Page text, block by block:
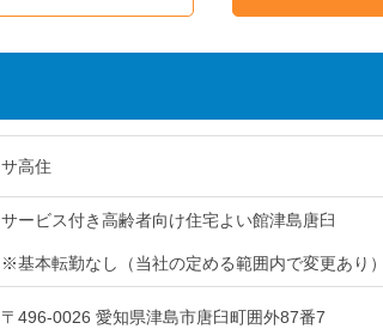
サ高住
サービス付き高齢者向け住宅よい館津島唐臼
※基本転勤なし（当社の定める範囲内で変更あり）
〒496-0026 愛知県津島市唐臼町囲外87番7